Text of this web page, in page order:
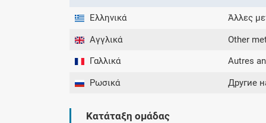
Ελληνικά Άλλες
Αγγλικά Other
Γαλλικά Autres
Ρωσικά Другие
Κατάταξη ομάδας